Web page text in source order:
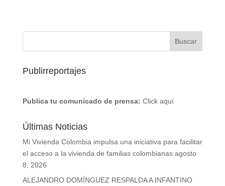
Publirreportajes
Publica tu comunicado de prensa: Click aquí
Últimas Noticias
Mi Vivienda Colombia impulsa una iniciativa para facilitar
el acceso a la vivienda de familias colombianas agosto
8, 2026
ALEJANDRO DOMÍNGUEZ RESPALDA A INFANTINO